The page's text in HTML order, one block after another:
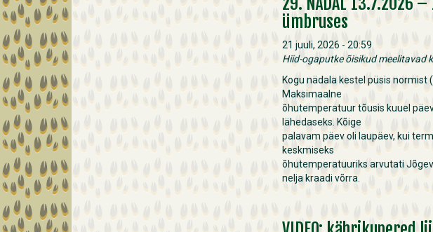
ümbruses
21 juuli, 2026 - 20:59
Hiid-ogaputke õisikud meelitavad
Kogu nädala kestel püsis
Maksimaalne
õhutemperatuur tõusis kuuel
lähedaseks. Kõige
palavam päev oli laupäev, kui
keskmiseks
õhutemperatuuriks arvutati
nelja kraadi võrra.